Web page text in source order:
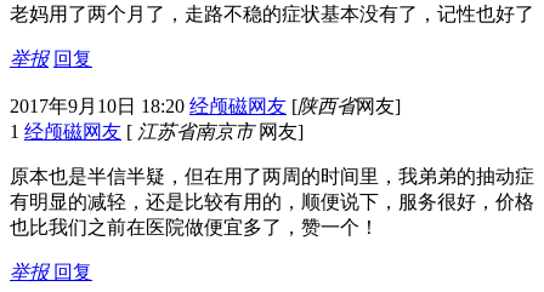
老妈用了两个月了，走路不稳的症状基本没有了，记性也好了
举报 回复
2017年9月10日 18:20 经颅磁网友 [陕西省网友]
1 经颅磁网友 [ 江苏省南京市网友]
原本也是半信半疑，但在用了两周的时间里，我弟弟的抽动症
有明显的减轻，还是比较有用的，顺便说下，服务很好，价格
也比我们之前在医院做便宜多了，赞一个！
举报 回复